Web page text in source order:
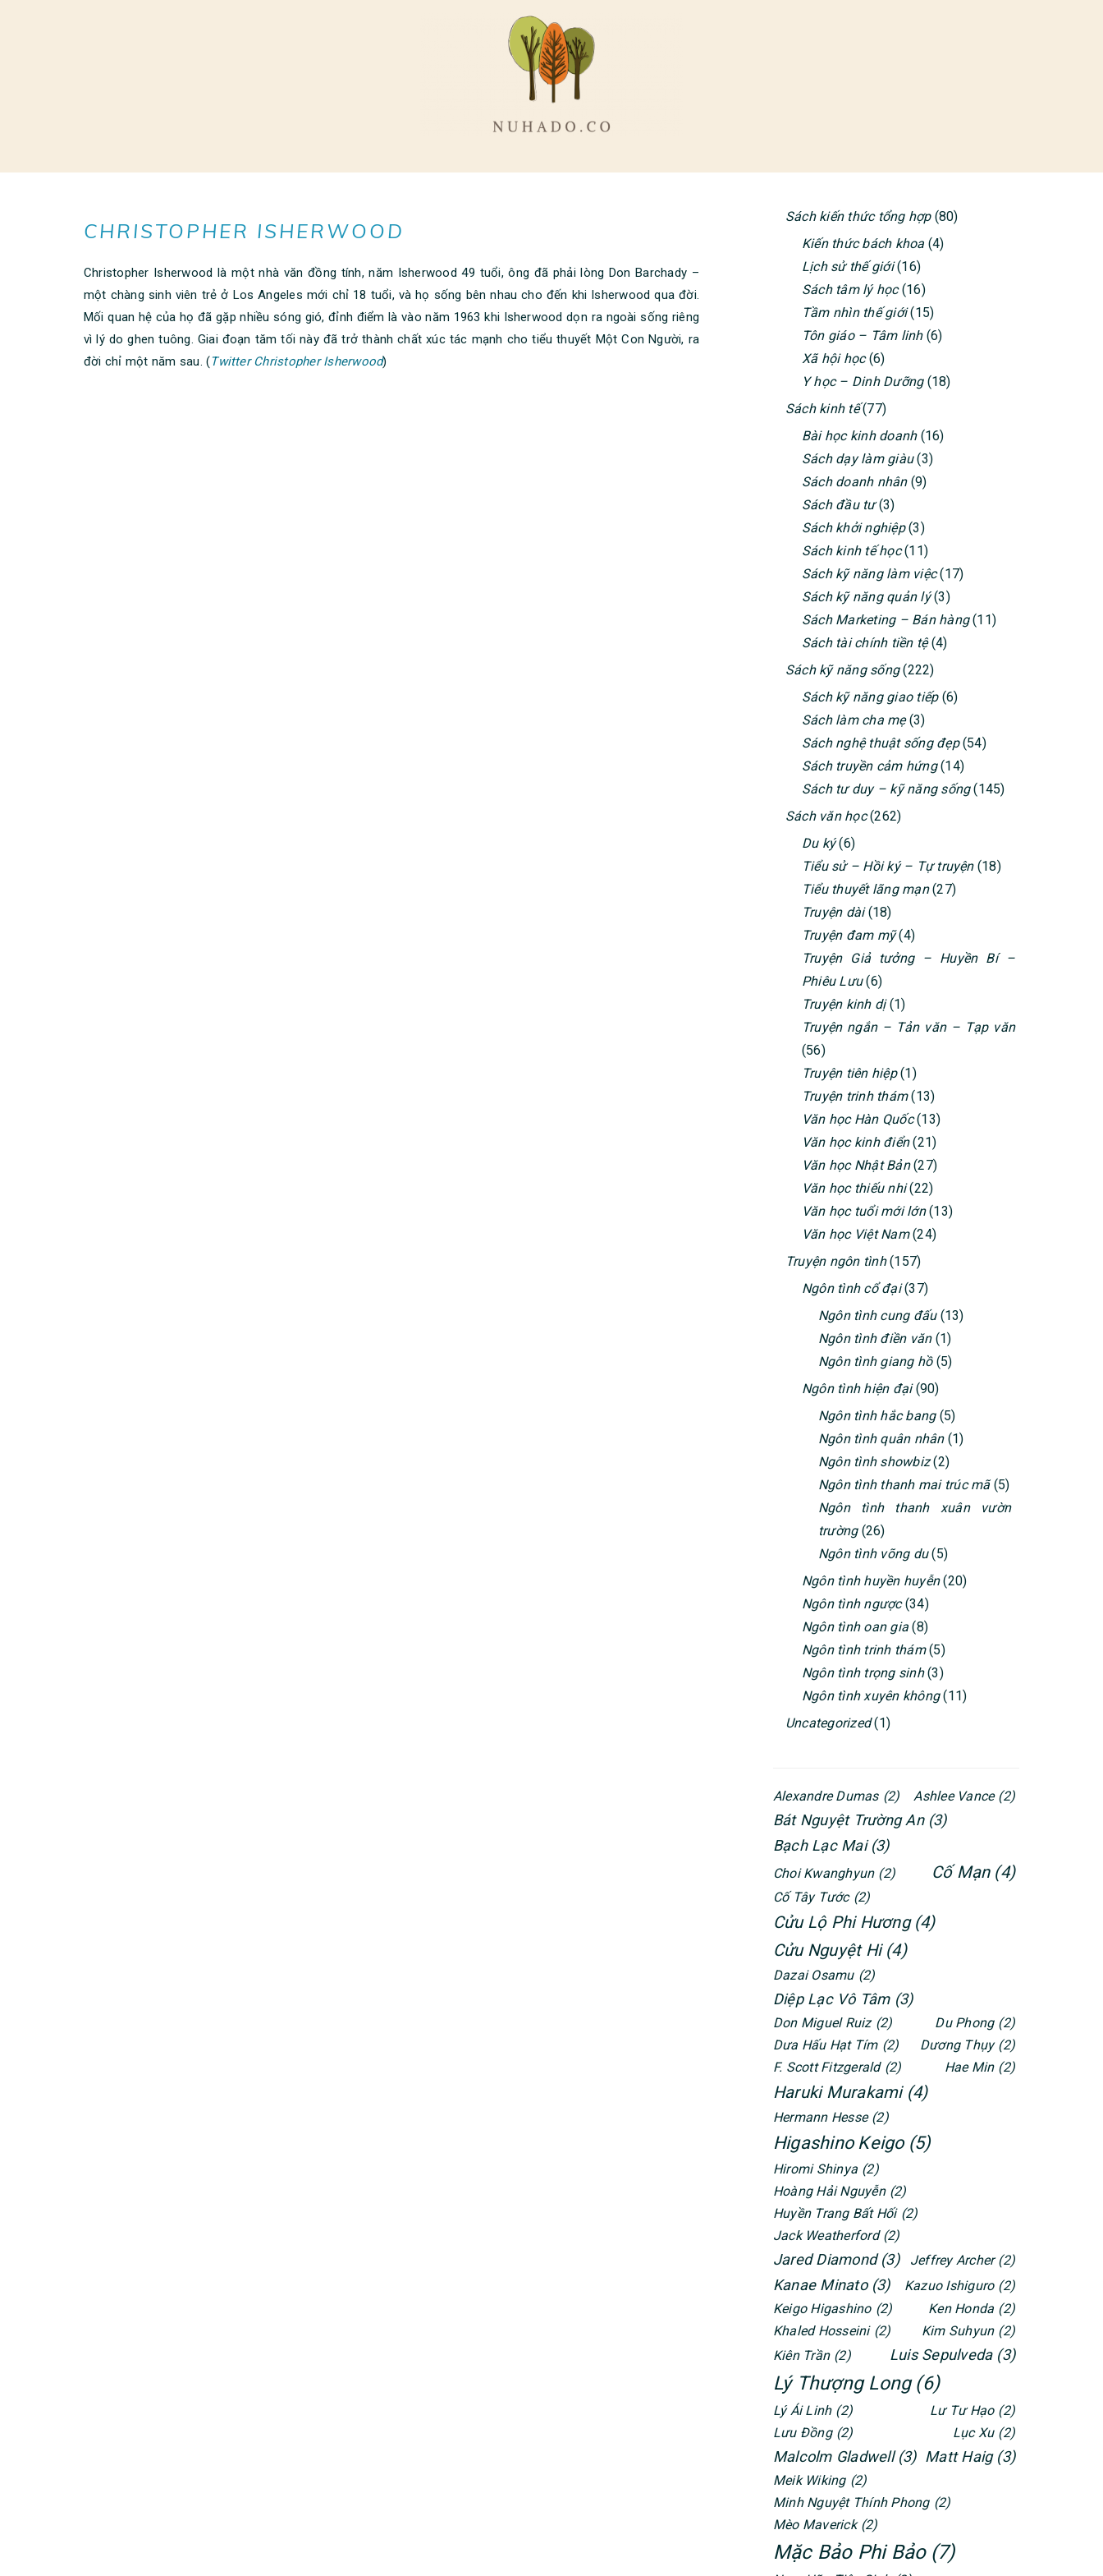
CHRISTOPHER ISHERWOOD
Christopher Isherwood là một nhà văn đồng tính, năm Isherwood 49 tuổi, ông đã phải lòng Don Barchady –
một chàng sinh viên trẻ ở Los Angeles mới chỉ 18 tuổi, và họ sống bên nhau cho đến khi Isherwood qua đời.
Mối quan hệ của họ đã gặp nhiều sóng gió, đỉnh điểm là vào năm 1963 khi Isherwood dọn ra ngoài sống riêng
vì lý do ghen tuông. Giai đoạn tăm tối này đã trở thành chất xúc tác mạnh cho tiểu thuyết Một Con Người, ra
đời chỉ một năm sau. (Twitter Christopher Isherwood)
PRIMARY
SIDEBAR
Sách kiến thức tổng hợp(80)
Kiến thức bách khoa (4)
Lịch sử thế giới(16)
Sách tâm lý học(16)
Tầm nhìn thế giới(15)
Tôn giáo – Tâm linh(6)
Xã hội học(6)
Y học – Dinh Dưỡng(18)
Sách kinh tế(77)
Bài học kinh doanh(16)
Sách dạy làm giàu(3)
Sách doanh nhân(9)
Sách đầu tư(3)
Sách khởi nghiệp(3)
Sách kinh tế học(11)
Sách kỹ năng làm việc(17)
Sách kỹ năng quản lý(3)
Sách Marketing – Bán hàng(11)
Sách tài chính tiền tệ(4)
Sách kỹ năng sống(222)
Sách kỹ năng giao tiếp(6)
Sách làm cha mẹ(3)
Sách nghệ thuật sống đẹp(54)
Sách truyền cảm hứng(14)
Sách tư duy – kỹ năng sống(145)
Sách văn học(262)
Du ký(6)
Tiểu sử – Hồi ký – Tự truyện(18)
Tiểu thuyết lãng mạn(27)
Truyện dài(18)
Truyện đam mỹ(4)
Truyện Giả tưởng – Huyền Bí –
Phiêu Lưu(6)
Truyện kinh dị(1)
Truyện ngắn – Tản văn – Tạp văn
(56)
Truyện tiên hiệp(1)
Truyện trinh thám(13)
Văn học Hàn Quốc(13)
Văn học kinh điển(21)
Văn học Nhật Bản(27)
Văn học thiếu nhi(22)
Văn học tuổi mới lớn(13)
Văn học Việt Nam(24)
Truyện ngôn tình(157)
Ngôn tình cổ đại(37)
Ngôn tình cung đấu(13)
Ngôn tình điền văn(1)
Ngôn tình giang hồ(5)
Ngôn tình hiện đại(90)
Ngôn tình hắc bang(5)
Ngôn tình quân nhân(1)
Ngôn tình showbiz(2)
Ngôn tình thanh mai trúc mã(5)
Ngôn tình thanh xuân vườn
trường(26)
Ngôn tình võng du(5)
Ngôn tình huyền huyễn(20)
Ngôn tình ngược(34)
Ngôn tình oan gia (8)
Ngôn tình trinh thám(5)
Ngôn tình trọng sinh(3)
Ngôn tình xuyên không(11)
Uncategorized(1)
Alexandre Dumas (2) Ashlee Vance (2)
Bát Nguyệt Trường An (3)
Bạch Lạc Mai (3)
Choi Kwanghyun (2) Cố Mạn (4)
Cố Tây Tước (2)
Cửu Lộ Phi Hương (4)
Cửu Nguyệt Hi (4)
Dazai Osamu (2)
Diệp Lạc Vô Tâm (3)
Don Miguel Ruiz (2) Du Phong (2)
Dưa Hấu Hạt Tím (2) Dương Thụy (2)
F. Scott Fitzgerald (2) Hae Min (2)
Haruki Murakami (4)
Hermann Hesse (2)
Higashino Keigo (5)
Hiromi Shinya (2)
Hoàng Hải Nguyễn (2)
Huyền Trang Bất Hối (2)
Jack Weatherford (2)
Jared Diamond (3) Jeffrey Archer (2)
Kanae Minato (3) Kazuo Ishiguro (2)
Keigo Higashino (2) Ken Honda (2)
Khaled Hosseini (2) Kim Suhyun (2)
Kiên Trần (2) Luis Sepulveda (3)
Lý Thượng Long (6)
Lý Ái Linh (2) Lư Tư Hạo (2)
Lưu Đồng (2) Lục Xu (2)
Malcolm Gladwell (3) Matt Haig (3)
Meik Wiking (2)
Minh Nguyệt Thính Phong (2)
Mèo Maverick (2)
Mặc Bảo Phi Bảo (7)